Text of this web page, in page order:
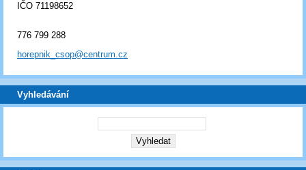
IČO 71198652
776 799 288
horepnik_csop@centrum.cz
Vyhledávání